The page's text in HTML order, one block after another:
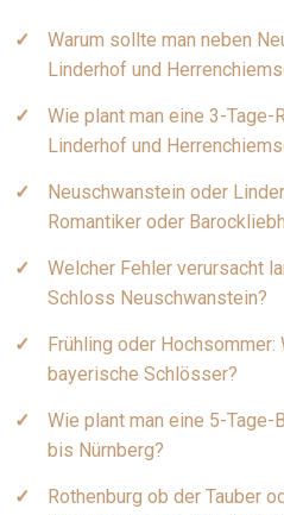
Warum sollte man neben
Linderhof und
Wie plant man eine 3-Tage-
Linderhof und
Neuschwanstein oder
Romantiker oder
Welcher Fehler verursacht
Schloss Neuschwanstein?
Frühling oder
bayerische Schlösser?
Wie plant man eine 5-Tage-
bis Nürnberg?
Rothenburg ob der Tauber